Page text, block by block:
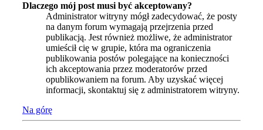
Dlaczego mój post musi być akceptowany?
Administrator witryny mógł zadecydować, że posty
na danym forum wymagają przejrzenia przed
publikacją. Jest również możliwe, że administrator
umieścił cię w grupie, która ma ograniczenia
publikowania postów polegające na konieczności
ich akceptowania przez moderatorów przed
opublikowaniem na forum. Aby uzyskać więcej
informacji, skontaktuj się z administratorem witryny.
Na górę